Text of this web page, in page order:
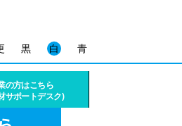
黒 白 青
の方はこちら
サポートデスク)